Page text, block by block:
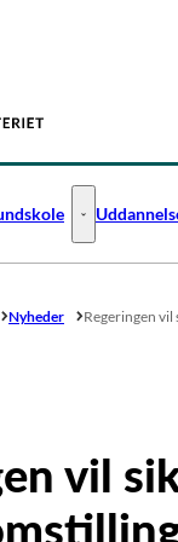
- Flere linksGrundskole -
Nyheder Regeringen
vil